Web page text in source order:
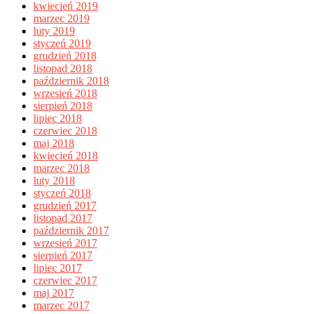
kwiecień 2019
marzec 2019
luty 2019
styczeń 2019
grudzień 2018
listopad 2018
październik 2018
wrzesień 2018
sierpień 2018
lipiec 2018
czerwiec 2018
maj 2018
kwiecień 2018
marzec 2018
luty 2018
styczeń 2018
grudzień 2017
listopad 2017
październik 2017
wrzesień 2017
sierpień 2017
lipiec 2017
czerwiec 2017
maj 2017
marzec 2017